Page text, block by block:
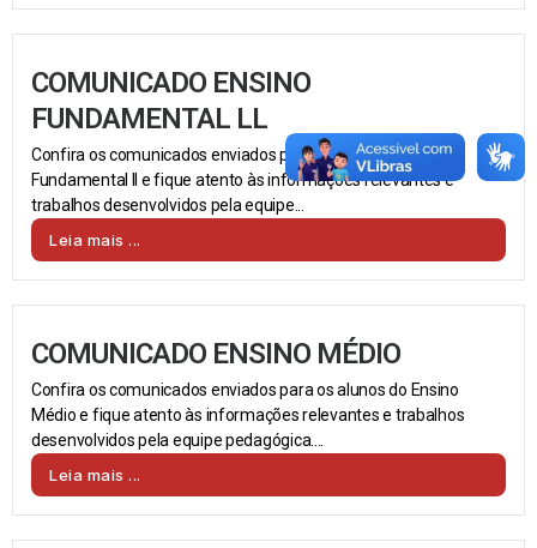
COMUNICADO ENSINO
FUNDAMENTAL LL
Confira os comunicados enviados para os alunos do Ensino
Fundamental II e fique atento às informações relevantes e
trabalhos desenvolvidos pela equipe...
Leia mais ...
COMUNICADO ENSINO MÉDIO
Confira os comunicados enviados para os alunos do Ensino
Médio e fique atento às informações relevantes e trabalhos
desenvolvidos pela equipe pedagógica....
Leia mais ...